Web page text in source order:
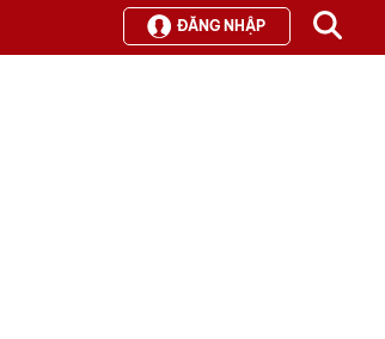
ĐĂNG NHẬP